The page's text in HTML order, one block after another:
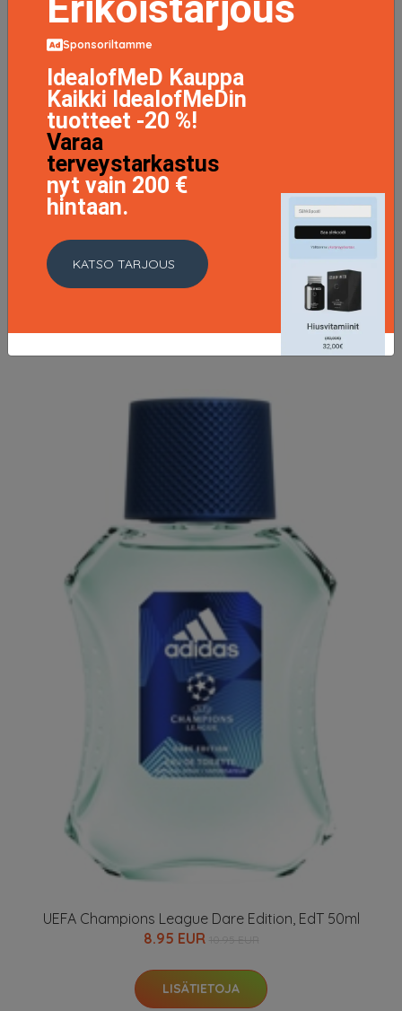
38.95 EUR
UEFA Champions League Dare Edition, EdT 50ml
8.95 EUR
LISÄTIETOJA
Sponsoriltamme
IdealofMeD Kauppa
Kaikki IdealofMeDin
tuotteet -20 %!
Varaa
terveystarkastus
nyt vain 200 €
hintaan.
KATSO TARJOUS